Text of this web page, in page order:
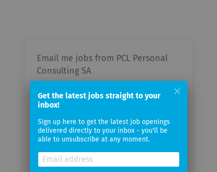
Email me jobs from PCL Personal
Consulting SA
Your
email
Email
Get the latest jobs straight to your
inbox!
Sign up here to get the latest job openings
delivered directly to your inbox - you'll be
able to unsubscribe at any moment.